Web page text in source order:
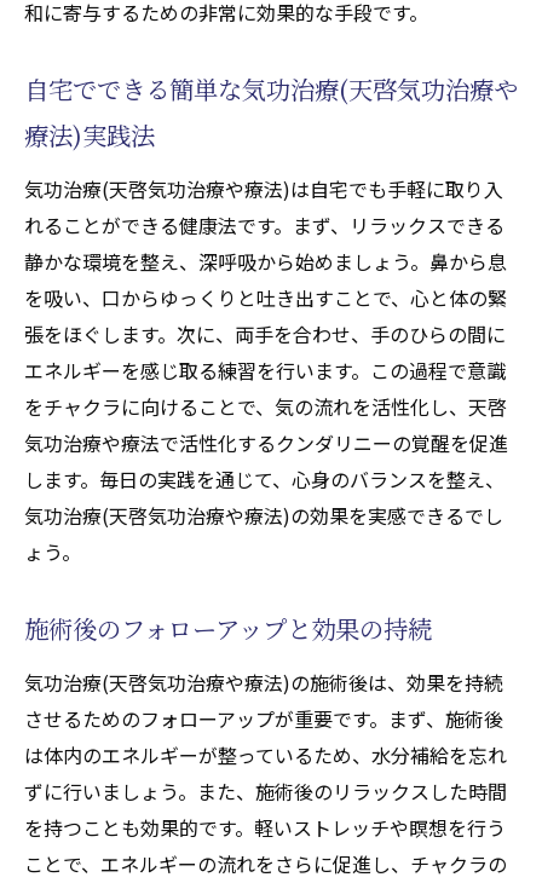
和に寄与するための非常に効果的な手段です。
自宅でできる簡単な気功治療(天啓気功治療や
療法)実践法
気功治療(天啓気功治療や療法)は自宅でも手軽に取り入
れることができる健康法です。まず、リラックスできる
静かな環境を整え、深呼吸から始めましょう。鼻から息
を吸い、口からゆっくりと吐き出すことで、心と体の緊
張をほぐします。次に、両手を合わせ、手のひらの間に
エネルギーを感じ取る練習を行います。この過程で意識
をチャクラに向けることで、気の流れを活性化し、天啓
気功治療や療法で活性化するクンダリニーの覚醒を促進
します。毎日の実践を通じて、心身のバランスを整え、
気功治療(天啓気功治療や療法)の効果を実感できるでし
ょう。
施術後のフォローアップと効果の持続
気功治療(天啓気功治療や療法)の施術後は、効果を持続
させるためのフォローアップが重要です。まず、施術後
は体内のエネルギーが整っているため、水分補給を忘れ
ずに行いましょう。また、施術後のリラックスした時間
を持つことも効果的です。軽いストレッチや瞑想を行う
ことで、エネルギーの流れをさらに促進し、チャクラの